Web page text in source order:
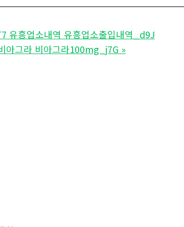
유흥업소내역 유흥업소출입내역_d9J
아그라 비아그라100mg_j7G »